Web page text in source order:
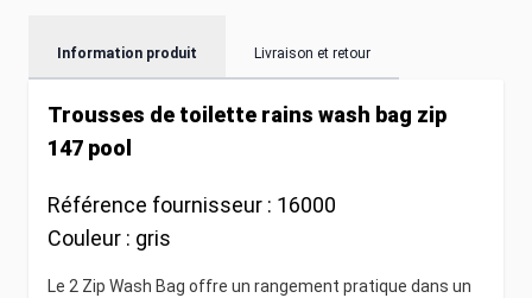
Information produit Livraison et retour
Trousses de toilette rains wash bag zip
147 pool
Référence fournisseur : 16000
Couleur : gris
Le 2 Zip Wash Bag offre un rangement pratique dans un